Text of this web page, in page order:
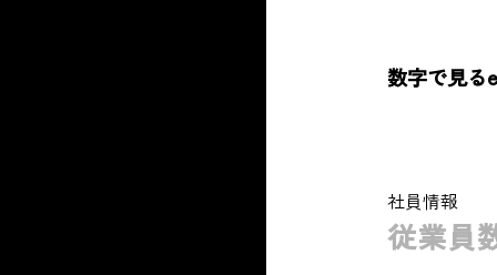
数字で見る
社員情報
従業員